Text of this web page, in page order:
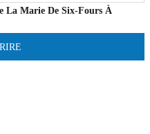
La Marie De Six-Fours À